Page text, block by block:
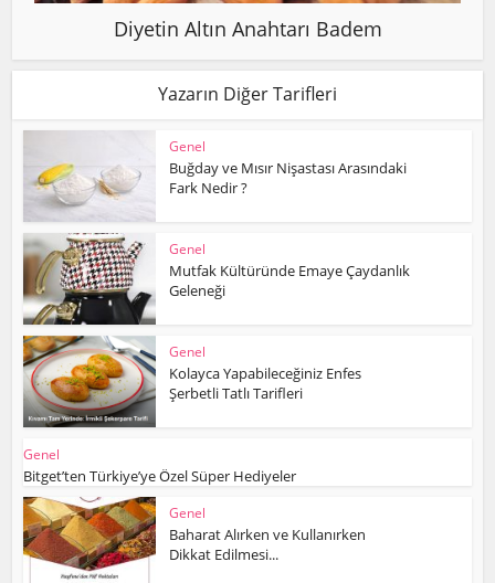
Diyetin Altın Anahtarı Badem
Yazarın Diğer Tarifleri
Genel
Buğday ve Mısır Nişastası Arasındaki
Fark Nedir ?
Genel
Mutfak Kültüründe Emaye Çaydanlık
Geleneği
Genel
Kolayca Yapabileceğiniz Enfes
Şerbetli Tatlı Tarifleri
Genel
Bitget’ten Türkiye’ye Özel Süper Hediyeler
Genel
Baharat Alırken ve Kullanırken
Dikkat Edilmesi...